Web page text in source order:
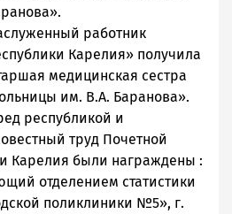
работник
Карелия» получила
медицинская сестра
им. В.А. Баранова».
республикой и
труд Почетной
Карелия были награждены :
отделением статистики
поликлиники №5», г.